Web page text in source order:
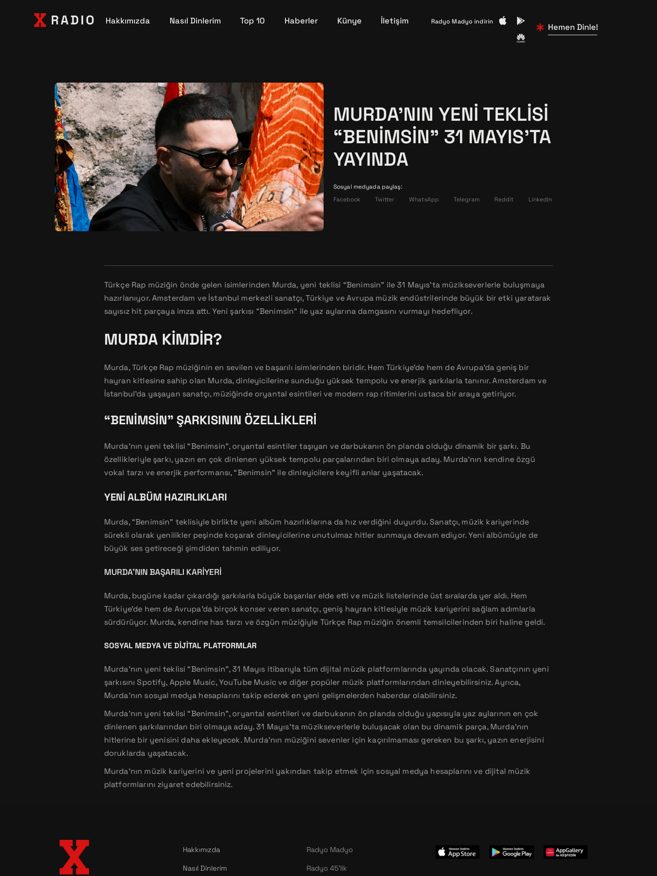
Hakkımızda Nasıl Dinlerim Top 10 Haberler Künye İletişim Radyo Madyo indirin
Hemen Dinle!
MURDA’NIN YENI TEKLISI
“BENIMSIN” 31 MAYIS’TA
YAYINDA
Sosyal medyada paylaş:
Facebook
Twitter WhatsApp Telegram Reddit LinkedIn
Türkçe Rap müziğin önde gelen isimlerinden Murda, yeni teklisi “Benimsin” ile 31 Mayıs’ta müzikseverlerle buluşmaya
hazırlanıyor. Amsterdam ve İstanbul merkezli sanatçı, Türkiye ve Avrupa müzik endüstrilerinde büyük bir etki yaratarak
sayısız hit parçaya imza attı. Yeni şarkısı “Benimsin” ile yaz aylarına damgasını vurmayı hedefliyor.
MURDA KIMDIR?
Murda, Türkçe Rap müziğinin en sevilen ve başarılı isimlerinden biridir. Hem Türkiye’de hem de Avrupa’da geniş bir
hayran kitlesine sahip olan Murda, dinleyicilerine sunduğu yüksek tempolu ve enerjik şarkılarla tanınır. Amsterdam ve
İstanbul’da yaşayan sanatçı, müziğinde oryantal esintileri ve modern rap ritimlerini ustaca bir araya getiriyor.
“BENIMSIN” ŞARKISININ ÖZELLIKLERI
Murda’nın yeni teklisi “Benimsin”, oryantal esintiler taşıyan ve darbukanın ön planda olduğu dinamik bir şarkı. Bu
özellikleriyle şarkı, yazın en çok dinlenen yüksek tempolu parçalarından biri olmaya aday. Murda’nın kendine özgü
vokal tarzı ve enerjik performansı, “Benimsin” ile dinleyicilere keyifli anlar yaşatacak.
YENI ALBÜM HAZIRLIKLARI
Murda, “Benimsin” teklisiyle birlikte yeni albüm hazırlıklarına da hız verdiğini duyurdu. Sanatçı, müzik kariyerinde
sürekli olarak yenilikler peşinde koşarak dinleyicilerine unutulmaz hitler sunmaya devam ediyor. Yeni albümüyle de
büyük ses getireceği şimdiden tahmin ediliyor.
MURDA’NIN BAŞARILI KARIYERI
Murda, bugüne kadar çıkardığı şarkılarla büyük başarılar elde etti ve müzik listelerinde üst sıralarda yer aldı. Hem
Türkiye’de hem de Avrupa’da birçok konser veren sanatçı, geniş hayran kitlesiyle müzik kariyerini sağlam adımlarla
sürdürüyor. Murda, kendine has tarzı ve özgün müziğiyle Türkçe Rap müziğin önemli temsilcilerinden biri haline geldi.
SOSYAL MEDYA VE DIJITAL PLATFORMLAR
Murda’nın yeni teklisi “Benimsin”, 31 Mayıs itibarıyla tüm dijital müzik platformlarında yayında olacak. Sanatçının yeni
şarkısını Spotify, Apple Music, YouTube Music ve diğer popüler müzik platformlarından dinleyebilirsiniz. Ayrıca,
Murda’nın sosyal medya hesaplarını takip ederek en yeni gelişmelerden haberdar olabilirsiniz.
Murda’nın yeni teklisi “Benimsin”, oryantal esintileri ve darbukanın ön planda olduğu yapısıyla yaz aylarının en çok
dinlenen şarkılarından biri olmaya aday. 31 Mayıs’ta müzikseverlerle buluşacak olan bu dinamik parça, Murda’nın
hitlerine bir yenisini daha ekleyecek. Murda’nın müziğini sevenler için kaçırılmaması gereken bu şarkı, yazın enerjisini
doruklarda yaşatacak.
Murda’nın müzik kariyerini ve yeni projelerini yakından takip etmek için sosyal medya hesaplarını ve dijital müzik
platformlarını ziyaret edebilirsiniz.
Hakkımızda
Nasıl Dinlerim
Radyo Madyo
Radyo 45’lik